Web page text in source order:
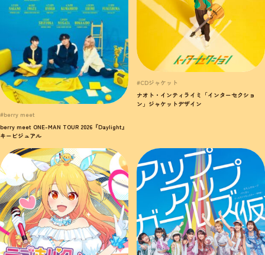
#berry meet
berry meet ONE-MAN TOUR 2026『Daylight』
キービジュアル
#CDジャケット
ナオト・インティライミ「インターセクショ
ン」ジャケットデザイン